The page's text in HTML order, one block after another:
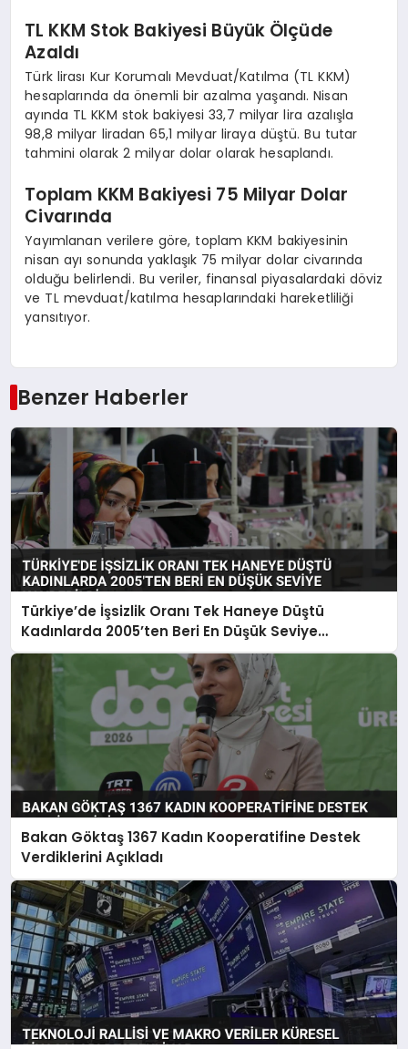
TL KKM Stok Bakiyesi Büyük Ölçüde
Azaldı
Türk lirası Kur Korumalı Mevduat/Katılma (TL KKM)
hesaplarında da önemli bir azalma yaşandı. Nisan
ayında TL KKM stok bakiyesi 33,7 milyar lira azalışla
98,8 milyar liradan 65,1 milyar liraya düştü. Bu tutar
tahmini olarak 2 milyar dolar olarak hesaplandı.
Toplam KKM Bakiyesi 75 Milyar Dolar
Civarında
Yayımlanan verilere göre, toplam KKM bakiyesinin
nisan ayı sonunda yaklaşık 75 milyar dolar civarında
olduğu belirlendi. Bu veriler, finansal piyasalardaki döviz
ve TL mevduat/katılma hesaplarındaki hareketliliği
yansıtıyor.
Benzer Haberler
Türkiye’de İşsizlik Oranı Tek Haneye Düştü
Kadınlarda 2005’ten Beri En Düşük Seviye
Kaydedildi
Bakan Göktaş 1367 Kadın Kooperatifine Destek
Verdiklerini Açıkladı